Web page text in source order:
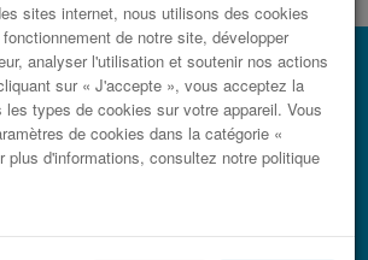
sites internet, nous utilisons des cookies
de notre site, développer
analyser l'utilisation et soutenir nos actions
sur « J'accepte », vous acceptez la
les types de cookies sur votre appareil. Vous
de cookies dans la catégorie «
plus d'informations, consultez notre politique
Xàtiva pas cher
billet de bus moins cher